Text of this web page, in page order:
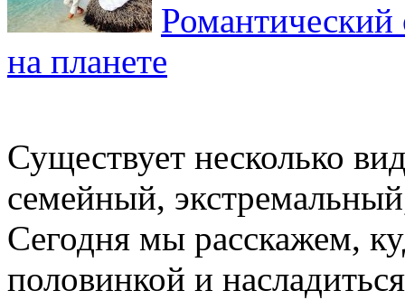
на планете
Существует несколько
семейный,
Сегодня мы расскажем,
половинкой и